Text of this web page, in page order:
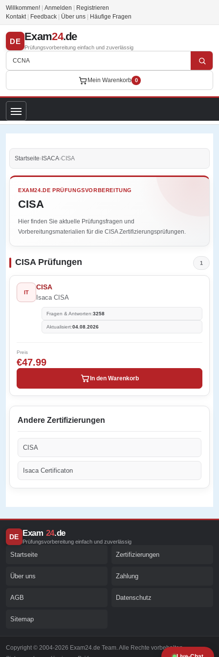
Willkommen! Anmelden
Registrieren
Kontakt
Feedback Über uns Häufige Fragen
DE Exam24.de
Prüfungsvorbereitung einfach und zuverlässig
Mein Warenkorb 0
Startseite›ISACA›CISA
EXAM24.DE PRÜFUNGSVORBEREITUNG
CISA
Hier finden Sie aktuelle Prüfungsfragen und
Vorbereitungsmaterialien für die CISA Zertifizierungsprüfungen.
CISA Prüfungen 1
IT
CISA
Isaca CISA
Fragen & Antworten:3258
Aktualisiert:04.08.2026
Preis
€47.99
In den Warenkorb
Andere Zertifizierungen
CISA
Isaca Certificaton
DE Exam 24.de
Prüfungsvorbereitung einfach und zuverlässig
Startseite Zertifizierungen
Über uns Zahlung
AGB Datenschutz
Sitemap
Copyright © 2004-2026 Exam24.de Team. Alle Rechte vorbehalten.